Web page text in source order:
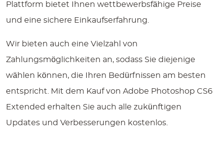
Plattform bietet Ihnen wettbewerbsfähige Preise
und eine sichere Einkaufserfahrung.
Wir bieten auch eine Vielzahl von
Zahlungsmöglichkeiten an, sodass Sie diejenige
wählen können, die Ihren Bedürfnissen am besten
entspricht. Mit dem Kauf von Adobe Photoshop CS6
Extended erhalten Sie auch alle zukünftigen
Updates und Verbesserungen kostenlos.